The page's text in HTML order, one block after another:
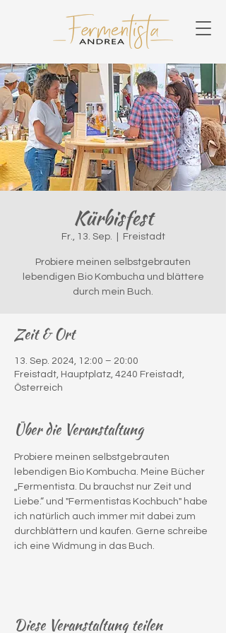
Kürbisfest
Fr., 13. Sep. Freistadt
Probiere meinen selbstgebrauten
lebendigen Bio Kombucha und blättere
durch mein Buch.
Zeit & Ort
13. Sep. 2024, 12:00 – 20:00
Freistadt, Hauptplatz, 4240 Freistadt,
Österreich
Über die Veranstaltung
Probiere meinen selbstgebrauten
lebendigen Bio Kombucha. Meine Bücher
„Fermentista. Du brauchst nur Zeit und
Liebe.“ und "Fermentistas Kochbuch" habe
ich natürlich auch immer mit dabei zum
durchblättern und kaufen. Gerne schreibe
ich eine Widmung in das Buch.
Diese Veranstaltung teilen